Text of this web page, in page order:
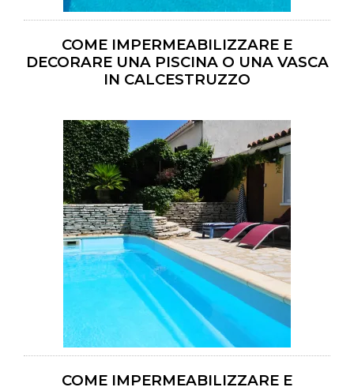
COME IMPERMEABILIZZARE E
DECORARE UNA PISCINA O UNA VASCA
IN CALCESTRUZZO
COME IMPERMEABILIZZARE E